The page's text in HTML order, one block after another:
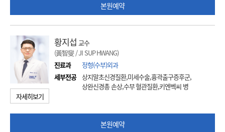
본원예약
자세히보기
황지섭 교수
(黃智燮 / JI SUP HWANG)
진료과
정형(수부)외과
세부전공 상지말초신경질환,미세수술,흉곽출구증후군,
상완신경총 손상,수부 혈관질환,키엔벡씨 병
본원예약